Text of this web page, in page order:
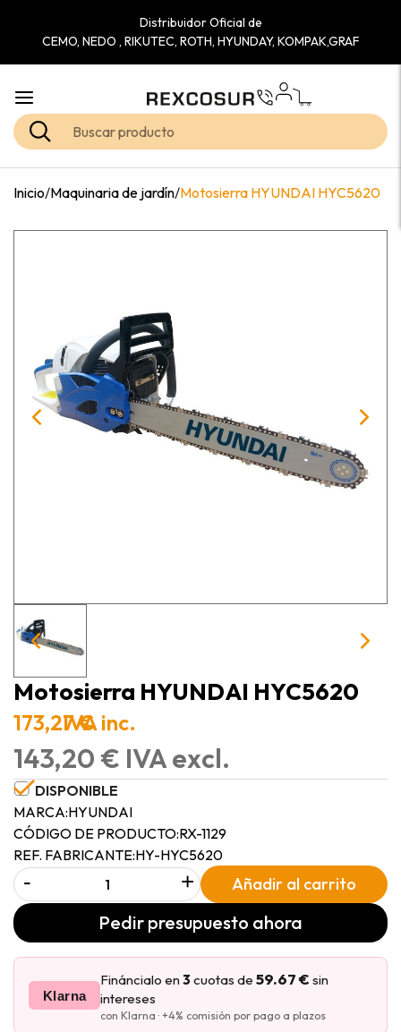
Distribuidor Oficial de
CEMO, NEDO , RIKUTEC, ROTH, HYUNDAY, KOMPAK,GRAF
Inicio/Maquinaria de jardín/Motosierra HYUNDAI HYC5620
Motosierra HYUNDAI HYC5620
173,27 €IVA inc.
143,20 € IVA excl.
DISPONIBLE
MARCA:HYUNDAI
CÓDIGO DE PRODUCTO:RX-1129
REF. FABRICANTE:HY-HYC5620
- + Añadir al carrito
Pedir presupuesto ahora
Klarna
Fináncialo en3 cuotas de 59.67 € sin
intereses
con Klarna · +4% comisión por pago a plazos